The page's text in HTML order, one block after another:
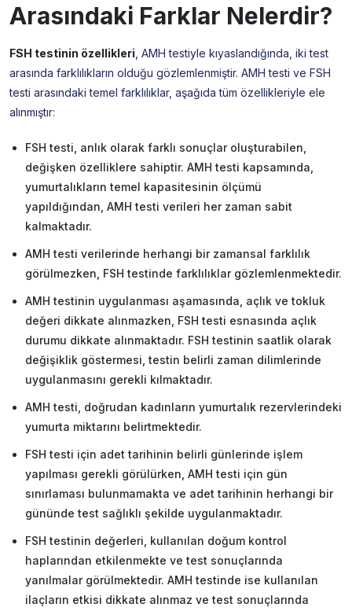
Arasındaki Farklar Nelerdir?
FSH testinin özellikleri , AMH testiyle kıyaslandığında, iki test
arasında farklılıkların olduğu gözlemlenmiştir. AMH testi ve FSH
testi arasındaki temel farklılıklar, aşağıda tüm özellikleriyle ele
alınmıştır:
FSH testi, anlık olarak farklı sonuçlar oluşturabilen,
değişken özelliklere sahiptir. AMH testi kapsamında,
yumurtalıkların temel kapasitesinin ölçümü
yapıldığından, AMH testi verileri her zaman sabit
kalmaktadır.
AMH testi verilerinde herhangi bir zamansal farklılık
görülmezken, FSH testinde farklılıklar gözlemlenmektedir.
AMH testinin uygulanması aşamasında, açlık ve tokluk
değeri dikkate alınmazken, FSH testi esnasında açlık
durumu dikkate alınmaktadır. FSH testinin saatlik olarak
değişiklik göstermesi, testin belirli zaman dilimlerinde
uygulanmasını gerekli kılmaktadır.
AMH testi, doğrudan kadınların yumurtalık rezervlerindeki
yumurta miktarını belirtmektedir.
FSH testi için adet tarihinin belirli günlerinde işlem
yapılması gerekli görülürken, AMH testi için gün
sınırlaması bulunmamakta ve adet tarihinin herhangi bir
gününde test sağlıklı şekilde uygulanmaktadır.
FSH testinin değerleri, kullanılan doğum kontrol
haplarından etkilenmekte ve test sonuçlarında
yanılmalar görülmektedir. AMH testinde ise kullanılan
ilaçların etkisi dikkate alınmaz ve test sonuçlarında